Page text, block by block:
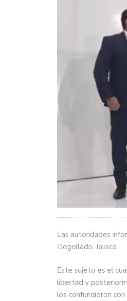
Las autoridades
Degollado, Jalisco.
Este sujeto es el
libertad y
los confundieron